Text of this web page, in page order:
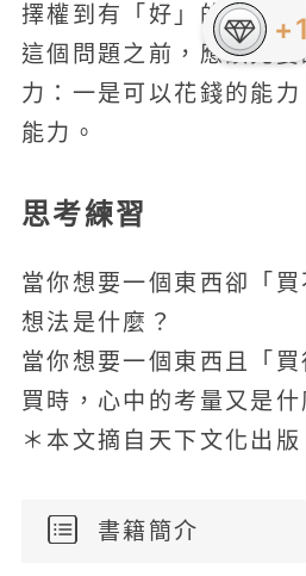
擇權到有「好」的選擇
這個問題之前，應該先
力：一是可以花錢的能
能力。
思考練習
當你想要一個東西卻「
想法是什麼？
當你想要一個東西且「
買時，心中的考量又是什
＊本文摘自天下文化出版
書籍簡介
+1